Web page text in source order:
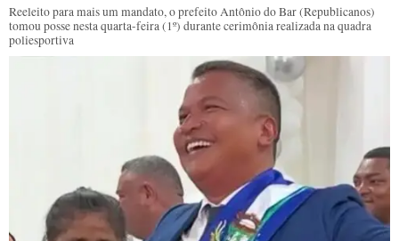
Reeleito para mais um mandato, o prefeito Antônio do Bar (Republicanos)
tomou posse nesta quarta-feira (1º) durante cerimônia realizada na quadra
poliesportiva